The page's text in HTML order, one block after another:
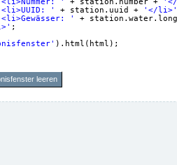
'
+ station.uuid +
'</li>'
'
+
;
).html(html);
leeren